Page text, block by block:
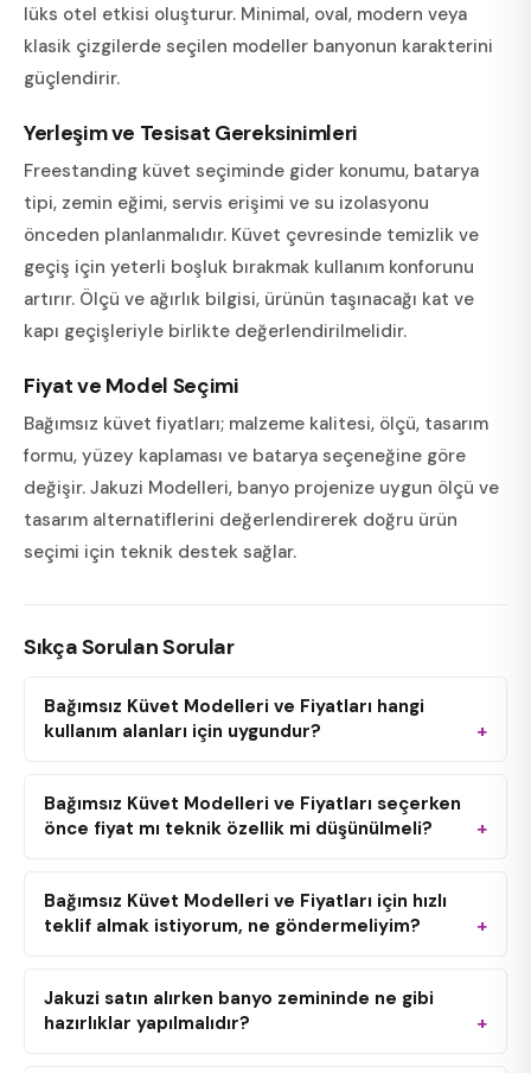
lüks otel etkisi oluşturur. Minimal, oval, modern veya
klasik çizgilerde seçilen modeller banyonun karakterini
güçlendirir.
Yerleşim ve Tesisat Gereksinimleri
Freestanding küvet seçiminde gider konumu, batarya
tipi, zemin eğimi, servis erişimi ve su izolasyonu
önceden planlanmalıdır. Küvet çevresinde temizlik ve
geçiş için yeterli boşluk bırakmak kullanım konforunu
artırır. Ölçü ve ağırlık bilgisi, ürünün taşınacağı kat ve
kapı geçişleriyle birlikte değerlendirilmelidir.
Fiyat ve Model Seçimi
Bağımsız küvet fiyatları; malzeme kalitesi, ölçü, tasarım
formu, yüzey kaplaması ve batarya seçeneğine göre
değişir. Jakuzi Modelleri, banyo projenize uygun ölçü ve
tasarım alternatiflerini değerlendirerek doğru ürün
seçimi için teknik destek sağlar.
Sıkça Sorulan Sorular
Bağımsız Küvet Modelleri ve Fiyatları hangi
kullanım alanları için uygundur?
Bağımsız Küvet Modelleri ve Fiyatları seçerken
önce fiyat mı teknik özellik mi düşünülmeli?
Bağımsız Küvet Modelleri ve Fiyatları için hızlı
teklif almak istiyorum, ne göndermeliyim?
Jakuzi satın alırken banyo zemininde ne gibi
hazırlıklar yapılmalıdır?